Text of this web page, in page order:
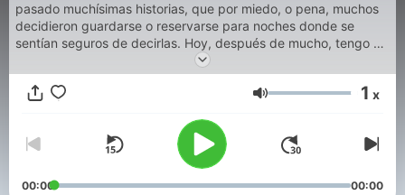
pasado muchísimas historias, que por miedo, o pena, muchos
decidieron guardarse o reservarse para noches donde se
sentían seguros de decirlas. Hoy, después de mucho, tengo el
placer de contarte esas historias, recopiladas desde hace más
de 15 años. Entre lo que me contaron, inventaron y sufrieron,
he aquí algunas que quisiera decírtelas. Espero te gusten.
Volumen 1 x
00:00 00:00